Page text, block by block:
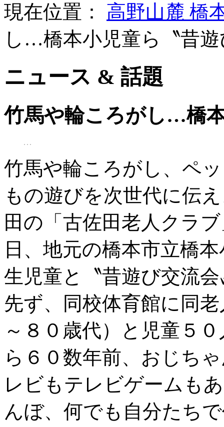
現在位置： 高野山麓 橋
し…橋本小児童ら〝昔
ニュース & 話題
竹馬や輪ころがし…橋
竹馬や輪ころがし、ペ
もの遊びを次世代に伝
田の「古佐田老人クラ
日、地元の橋本市立橋
生児童と〝昔遊び交流
先ず、同校体育館に同
～８０歳代）と児童５
ら６０数年前、おじち
レビもテレビゲームも
んぼ、何でも自分たち